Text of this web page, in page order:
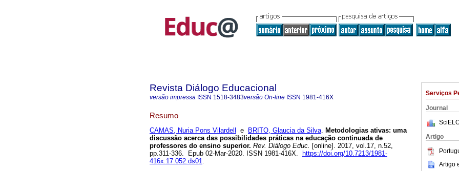
Serviços
Journal
Artigo
Artigo
Revista Diálogo Educacional
versão impressa ISSN 1518-3483versão On-line ISSN 1981-416X
Resumo
CAMAS, Nuria Pons Vilardell e BRITO, Glaucia da Silva. Metodologias ativas: uma
discussão acerca das possibilidades práticas na educação continuada de
professores do ensino superior. Rev. Diálogo Educ. [online]. 2017, vol.17, n.52,
pp.311-336. Epub 02-Mar-2020. ISSN 1981-416X.
https://doi.org/10.7213/1981-
416x.17.052.ds01.